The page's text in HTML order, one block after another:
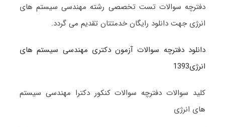
دفترچه سوالات تست تخصصی رشته مهندسی سیستم های
انرژی جهت دانلود رایگان خدمتتان تقدیم می گردد.
دانلود دفترچه سوالات آزمون دکتری مهندسی سیستم های
انرژی1393
کلید سوالات دفترچه سوالات کنکور دکترا مهندسی سیستم
های انرژی